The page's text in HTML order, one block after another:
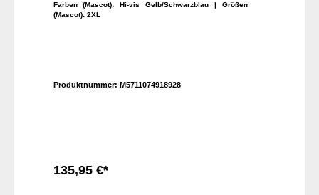
Farben (Mascot): Hi-vis Gelb/Schwarzblau | Größen
(Mascot): 2XL
Produktnummer: M5711074918928
135,95 €*